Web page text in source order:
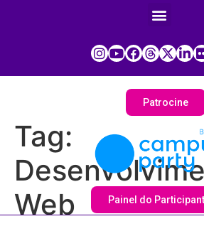
Patrocine
Painel do
Tag:
Web